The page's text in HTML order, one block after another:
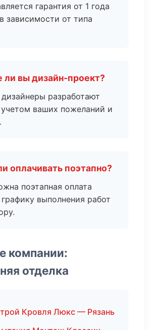
гарантия от 1 года
зависимости от типа
ли вы дизайн-проект?
разработают
учетом ваших пожеланий и
оплачивать поэтапно?
поэтапная оплата
графику выполнения работ
компании:
отделка
Кровля Люкс — Рязань